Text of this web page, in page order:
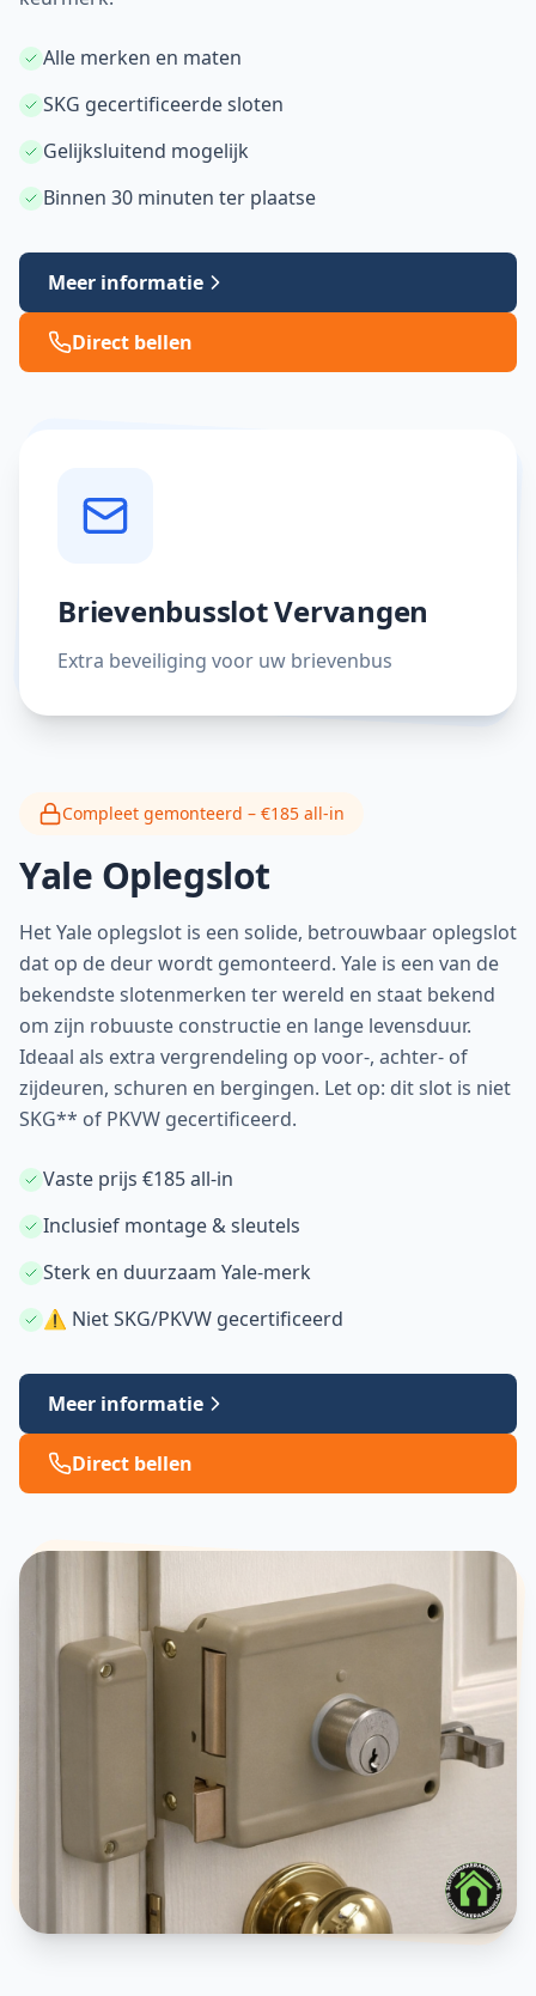
Alle merken en maten
SKG gecertificeerde sloten
Gelijksluitend mogelijk
Binnen 30 minuten ter plaatse
Meer informatie
Direct bellen
Brievenbusslot Vervangen
Extra beveiliging voor uw brievenbus
Compleet gemonteerd – €185 all-in
Yale Oplegslot
Het Yale oplegslot is een solide, betrouwbaar oplegslot
dat op de deur wordt gemonteerd. Yale is een van de
bekendste slotenmerken ter wereld en staat bekend
om zijn robuuste constructie en lange levensduur.
Ideaal als extra vergrendeling op voor-, achter- of
zijdeuren, schuren en bergingen. Let op: dit slot is niet
SKG** of PKVW gecertificeerd.
Vaste prijs €185 all-in
Inclusief montage & sleutels
Sterk en duurzaam Yale-merk
⚠ Niet SKG/PKVW gecertificeerd
Meer informatie
Direct bellen